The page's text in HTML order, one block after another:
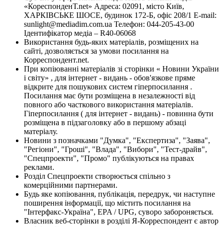
«КореспонденТ.net» Адреса: 02091, місто Київ,
ХАРКІВСЬКЕ ШОСЕ, будинок 172-Б, офіс 208/1 E-mail:
sunlight@mediadim.com.ua Телефон: 044-205-43-00
Ідентифікатор медіа – R40-06068
Використання будь-яких матеріалів, розміщених на
сайті, дозволяється за умови посилання на
Корреспондент.net.
При копіюванні матеріалів зі сторінки « Новини України
і світу» , для інтернет - видань - обов'язкове пряме
відкрите для пошукових систем гіперпосилання .
Посилання має бути розміщена в незалежності від
повного або часткового використання матеріалів.
Гіперпосилання ( для інтернет - видань) - повинна бути
розміщена в підзаголовку або в першому абзаці
матеріалу.
Новини з позначками "Думка", "Експертиза", "Заява",
"Регіони", "Гроші", "Влада", "Вибори", "Тест-драйв",
"Спецпроекти", "Промо" публікуються на правах
реклами.
Розділ Спецпроекти створюється спільно з
комерційними партнерами.
Будь яке копіювання, публікація, передрук, чи наступне
поширення інформації, що містить посилання на
"Інтерфакс-Україна", EPA / UPG, суворо забороняється.
Власник веб-сторінки в розділі Я-Корреспондент є автор